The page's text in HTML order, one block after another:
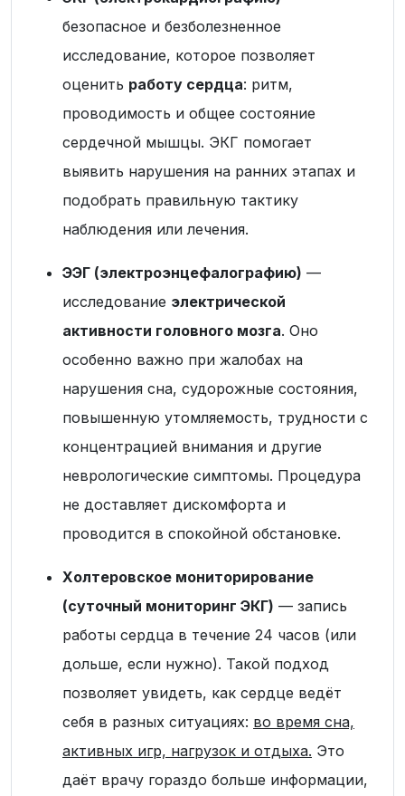
безопасное и безболезненное
исследование, которое позволяет
оценить работу сердца: ритм,
проводимость и общее состояние
сердечной мышцы. ЭКГ помогает
выявить нарушения на ранних этапах и
подобрать правильную тактику
наблюдения или лечения.
ЭЭГ (электроэнцефалографию) —
исследование электрической
активности головного мозга. Оно
особенно важно при жалобах на
нарушения сна, судорожные состояния,
повышенную утомляемость, трудности с
концентрацией внимания и другие
неврологические симптомы. Процедура
не доставляет дискомфорта и
проводится в спокойной обстановке.
Холтеровское мониторирование
(суточный мониторинг ЭКГ) — запись
работы сердца в течение 24 часов (или
дольше, если нужно). Такой подход
позволяет увидеть, как сердце ведёт
себя в разных ситуациях: во время сна,
активных игр, нагрузок и отдыха. Это
даёт врачу гораздо больше информации,